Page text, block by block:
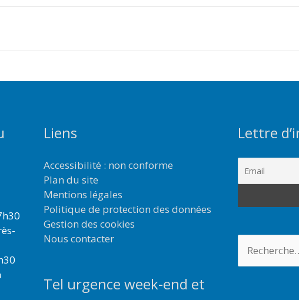
Liens
Accessibilité : non conforme
Plan du site
Mentions légales
Politique de protection des données
Gestion des cookies
Nous contacter
Tel urgence week-end et
Lettre